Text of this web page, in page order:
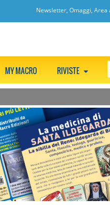
Newsletter, Omaggi,
MY MACRO RIVISTE